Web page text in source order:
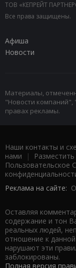
ТОВ «КЕПРЕЙТ
Все права защищены.
Афиша
Новости
Материалы,
"Новости компаний",
правах рекламы.
Наши контакты и
нами |
Пользовательское
Реклама на сайте:
Оставляя
содержание и тон
реальных людей,
отношение к
нарушают эти
заблокированы.
Полная версия